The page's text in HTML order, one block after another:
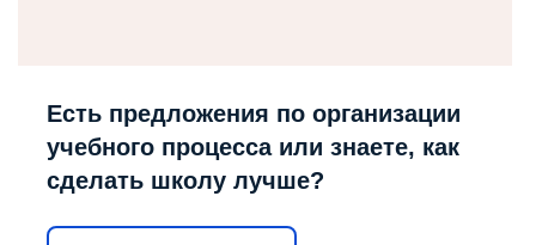
Есть предложения по организации
учебного процесса или знаете, как
сделать школу лучше?